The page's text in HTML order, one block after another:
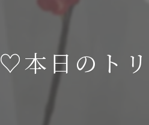
♡本日のト